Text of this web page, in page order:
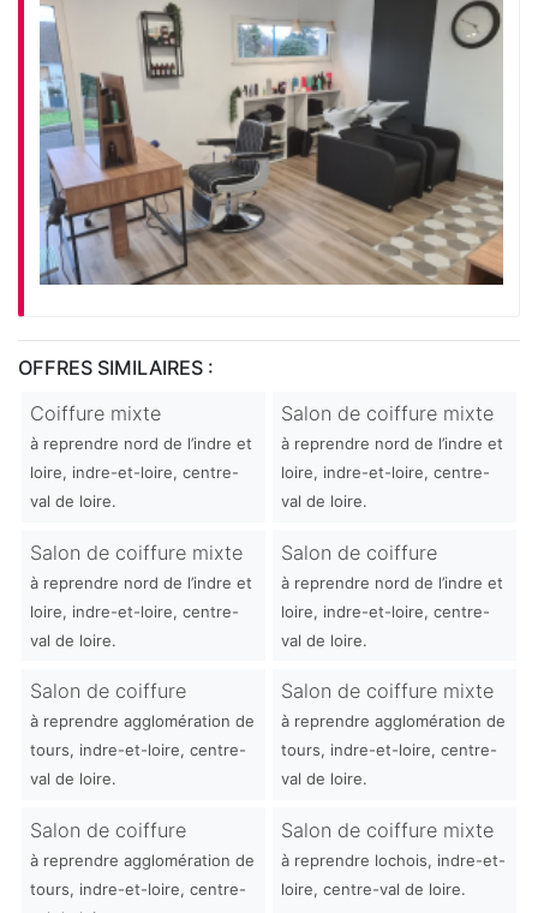
OFFRES SIMILAIRES :
Coiffure mixte
à reprendre nord de l’indre et
loire, indre-et-loire, centre-
val de loire.
Salon de coiffure mixte
à reprendre nord de l’indre et
loire, indre-et-loire, centre-
val de loire.
Salon de coiffure mixte
à reprendre nord de l’indre et
loire, indre-et-loire, centre-
val de loire.
Salon de coiffure
à reprendre nord de l’indre et
loire, indre-et-loire, centre-
val de loire.
Salon de coiffure
à reprendre agglomération de
tours, indre-et-loire, centre-
val de loire.
Salon de coiffure mixte
à reprendre agglomération de
tours, indre-et-loire, centre-
val de loire.
Salon de coiffure
à reprendre agglomération de
tours, indre-et-loire, centre-
Salon de coiffure mixte
à reprendre lochois, indre-et-
loire, centre-val de loire.